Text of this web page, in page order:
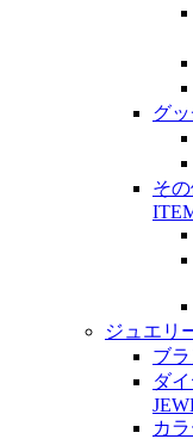
グ
そ
ジュエリ
ブ
ダ
カ